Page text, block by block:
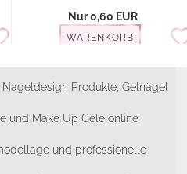
Nur 0,60 EUR
WARENKORB
Produkte, Gelnägel
und Make Up Gele online
und professionelle